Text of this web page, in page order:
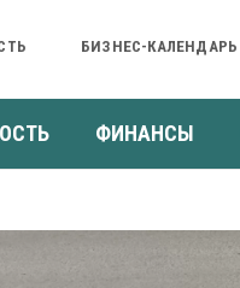
БИЗНЕС-КАЛЕНДАРЬ
ФИНАНСЫ